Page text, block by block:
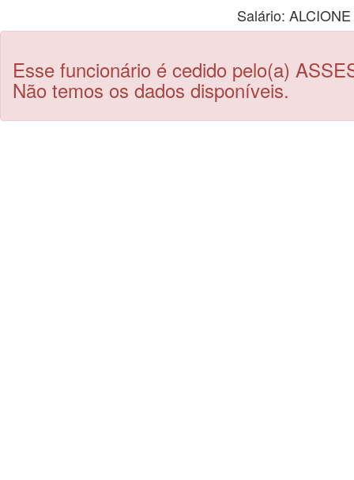
Salário:
Esse funcionário é cedido pelo(a)
Não temos os dados disponíveis.